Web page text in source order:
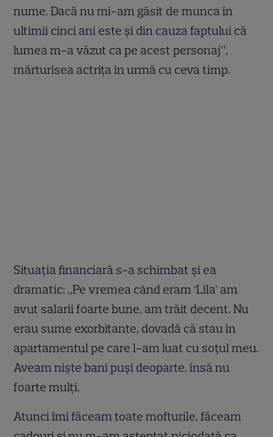
nume. Dacă nu mi-am găsit de munca în
ultimii cinci ani este şi din cauza faptului că
lumea m-a văzut ca pe acest personaj”,
mărturisea actrița în urmă cu ceva timp.
Situația financiară s-a schimbat și ea
dramatic: „Pe vremea când eram ‘Lila’ am
avut salarii foarte bune, am trăit decent. Nu
erau sume exorbitante, dovadă că stau în
apartamentul pe care l-am luat cu soţul meu.
Aveam nişte bani puşi deoparte, însă nu
foarte mulţi.
Atunci îmi făceam toate mofturile, făceam